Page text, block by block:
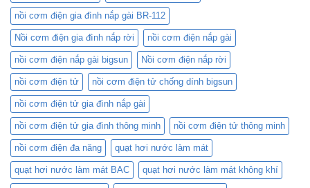
Lựa
Chọn
Nào
Phù
Hợp
Với
Bạn?
nồi cơm điện gia đình nắp gài BR-112
Nồi cơm điện gia đình nắp rời nồi cơm điện nắp gài
nồi cơm điện nắp gài bigsun Nồi cơm điện nắp rời
nồi cơm điện tử nồi cơm điện tử chống dính bigsun
nồi cơm điện tử gia đình nắp gài
nồi cơm điện tử gia đình thông minh nồi cơm điện tử thông minh
nồi cơm điện đa năng quạt hơi nước làm mát
quạt hơi nước làm mát BAC quạt hơi nước làm mát không khí